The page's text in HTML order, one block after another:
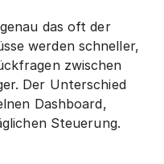
das oft der
werden schneller,
zwischen
Der Unterschied
Dashboard,
Steuerung.